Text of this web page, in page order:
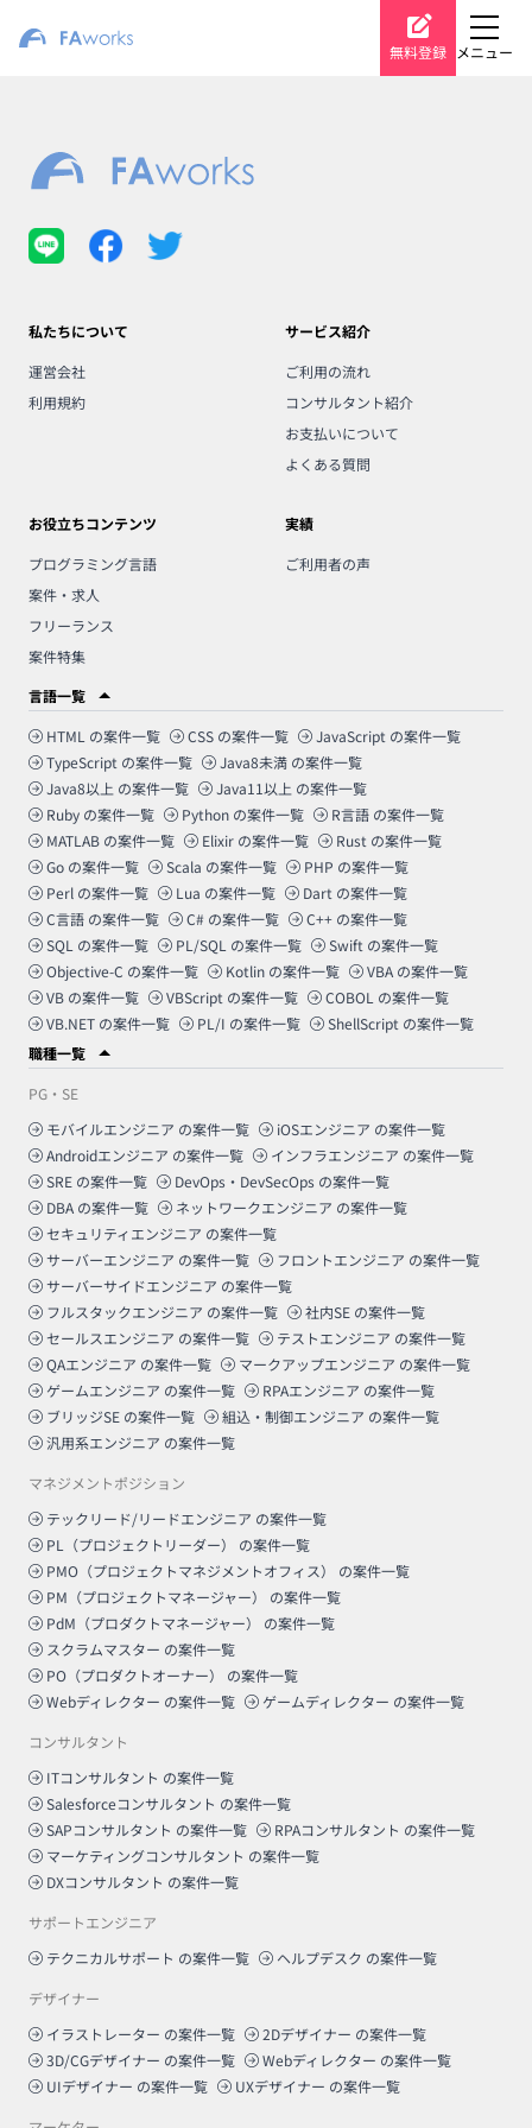
無料登録 メニュー
私たちについて
運営会社
利用規約
サービス紹介
ご利用の流れ
コンサルタント紹介
お支払いについて
よくある質問
お役立ちコンテンツ
プログラミング言語
案件・求人
フリーランス
案件特集
実績
ご利用者の声
言語一覧
HTML の案件一覧 CSS の案件一覧 JavaScript の案件一覧
TypeScript の案件一覧 Java8未満 の案件一覧
Java8以上 の案件一覧 Java11以上 の案件一覧
Ruby の案件一覧 Python の案件一覧 R言語 の案件一覧
MATLAB の案件一覧 Elixir の案件一覧 Rust の案件一覧
Go の案件一覧 Scala の案件一覧 PHP の案件一覧
Perl の案件一覧 Lua の案件一覧 Dart の案件一覧
C言語 の案件一覧 C# の案件一覧 C++ の案件一覧
SQL の案件一覧 PL/SQL の案件一覧 Swift の案件一覧
Objective-C の案件一覧 Kotlin の案件一覧 VBA の案件一覧
VB の案件一覧 VBScript の案件一覧 COBOL の案件一覧
VB.NET の案件一覧 PL/I の案件一覧 ShellScript の案件一覧
職種一覧
PG・SE
モバイルエンジニア の案件一覧 iOSエンジニア の案件一覧
Androidエンジニア の案件一覧 インフラエンジニア の案件一覧
SRE の案件一覧 DevOps・DevSecOps の案件一覧
DBA の案件一覧 ネットワークエンジニア の案件一覧
セキュリティエンジニア の案件一覧
サーバーエンジニア の案件一覧 フロントエンジニア の案件一覧
サーバーサイドエンジニア の案件一覧
フルスタックエンジニア の案件一覧 社内SE の案件一覧
セールスエンジニア の案件一覧 テストエンジニア の案件一覧
QAエンジニア の案件一覧 マークアップエンジニア の案件一覧
ゲームエンジニア の案件一覧 RPAエンジニア の案件一覧
ブリッジSE の案件一覧 組込・制御エンジニア の案件一覧
汎用系エンジニア の案件一覧
マネジメントポジション
テックリード/リードエンジニア の案件一覧
PL（プロジェクトリーダー）
の案件一覧
PMO（プロジェクトマネジメントオフィス）
の案件一覧
PM（プロジェクトマネージャー）
の案件一覧
PdM（プロダクトマネージャー）
の案件一覧
スクラムマスター の案件一覧
PO（プロダクトオーナー）
の案件一覧
Webディレクター の案件一覧 ゲームディレクター の案件一覧
コンサルタント
ITコンサルタント の案件一覧
Salesforceコンサルタント の案件一覧
SAPコンサルタント の案件一覧 RPAコンサルタント の案件一覧
マーケティングコンサルタント の案件一覧
DXコンサルタント の案件一覧
サポートエンジニア
テクニカルサポート の案件一覧 ヘルプデスク の案件一覧
デザイナー
イラストレーター の案件一覧 2Dデザイナー の案件一覧
3D/CGデザイナー の案件一覧 Webディレクター の案件一覧
UIデザイナー の案件一覧 UXデザイナー の案件一覧